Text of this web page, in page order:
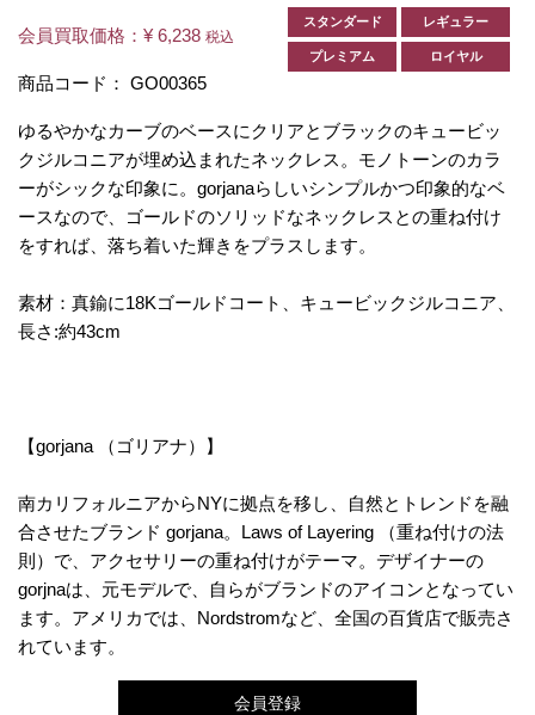
会員買取価格： ¥ 6,238 税込
商品コード： GO00365
スタンダード レギュラー
プレミアム ロイヤル
ゆるやかなカーブのベースにクリアとブラックのキュービッ
クジルコニアが埋め込まれたネックレス。モノトーンのカラ
ーがシックな印象に。gorjanaらしいシンプルかつ印象的なベ
ースなので、ゴールドのソリッドなネックレスとの重ね付け
をすれば、落ち着いた輝きをプラスします。
素材：真鍮に18Kゴールドコート、キュービックジルコニア、
長さ:約43cm
【gorjana （ゴリアナ）】
南カリフォルニアからNYに拠点を移し、自然とトレンドを融
合させたブランド gorjana。Laws of Layering （重ね付けの法
則）で、アクセサリーの重ね付けがテーマ。デザイナーの
gorjnaは、元モデルで、自らがブランドのアイコンとなってい
ます。アメリカでは、Nordstromなど、全国の百貨店で販売さ
れています。
会員登録